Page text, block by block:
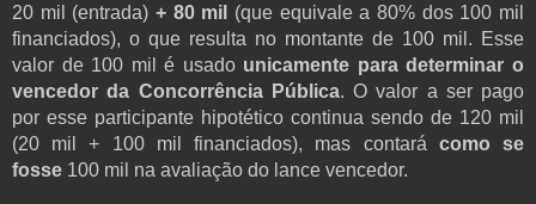
20 mil (entrada) + 80 mil
(que equivale a 80% dos 100 mil
financiados), o que resulta no montante de 100 mil. Esse
valor de 100 mil é usado unicamente para determinar o
vencedor da Concorrência Pública. O valor a ser pago
por esse participante hipotético continua sendo de 120 mil
(20 mil + 100 mil financiados), mas contará como se
fosse 100 mil na avaliação do lance vencedor.